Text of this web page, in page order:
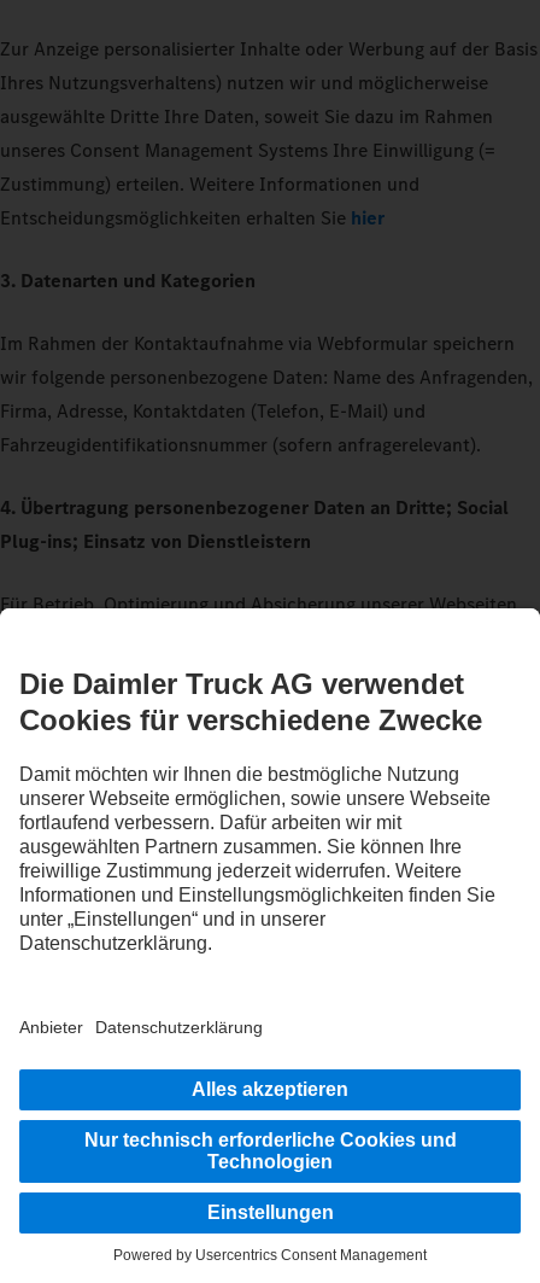
Zur Anzeige personalisierter Inhalte oder Werbung auf der Basis
Ihres Nutzungsverhaltens) nutzen wir und möglicherweise
ausgewählte Dritte Ihre Daten, soweit Sie dazu im Rahmen
unseres Consent Management Systems Ihre Einwilligung (=
Zustimmung) erteilen. Weitere Informationen und
Entscheidungsmöglichkeiten erhalten Sie hier
3. Datenarten und Kategorien
Im Rahmen der Kontaktaufnahme via Webformular speichern
wir folgende personenbezogene Daten: Name des Anfragenden,
Firma, Adresse, Kontaktdaten (Telefon, E-Mail) und
Fahrzeugidentifikationsnummer (sofern anfragerelevant).
4. Übertragung personenbezogener Daten an Dritte; Social
Plug-ins; Einsatz von Dienstleistern
Für Betrieb, Optimierung und Absicherung unserer Webseiten
Dienstleister, Marketing-Agenturen) ein. Personenbezogene
Daten geben wir an diese nur weiter, soweit dies erforderlich ist
Funktionalitäten, zur Verfolgung berechtigter Interessen, zur
Erfüllung rechtlicher Verpflichtungen oder soweit Sie darin
eingewilligt haben. Nähere Angaben zu den Empfängern finden
Sie in unseremConsent Management System.
5. Erhebung und Verarbeitung Ihrer personenbezogenen
a. Es besteht keine Verpflichtung während des Besuchs unserer
Webseite, Ihre personenbezogenen Daten zur Verfügung zu
stellen. Allerdings besteht die Möglichkeit, dass bestimmte
Inhalte unserer Webseite von der Überlassung
personenbezogener Daten abhängen. Falls Sie in diesen Fällen
personenbezogene Daten nicht zur Verfügung stellen wollen,
kann dies dazu führen, dass Inhalte nicht oder nur
eingeschränkt dargestellt werden.